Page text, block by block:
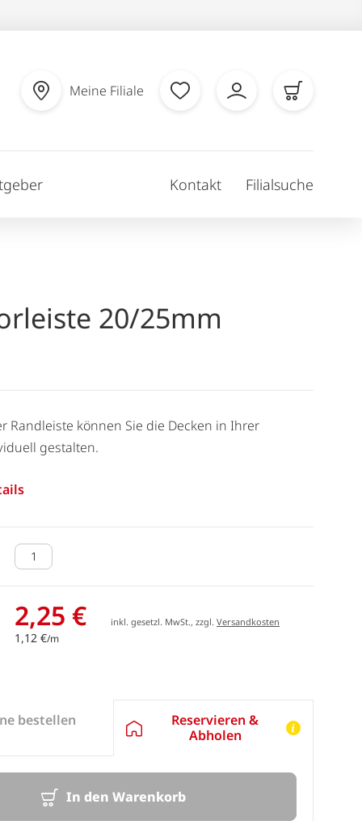
Meine Filiale
Kontakt Filialsuche
20/25mm
Randleiste können Sie die Decken in Ihrer
gestalten.
2,25 €
1,12 €/m
inkl. gesetzl. MwSt., zzgl.Versandkosten
bestellen
Reservieren &
Abholen
In den Warenkorb